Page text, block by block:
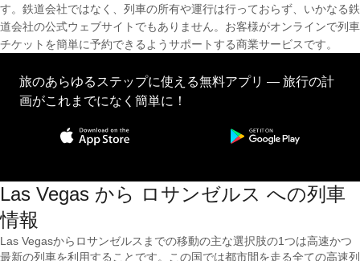
す。鉄道会社ではなく、列車の所有や運行は行っておらず、いかなる鉄
道会社の公式ウェブサイトでもありません。お客様がオンラインで列車
チケットを簡単に予約できるようサポートする商業サービスです。
旅のあらゆるステップに使える無料アプリ — 旅行の計
画がこれまでになく簡単に！
Las Vegas から ロサンゼルス への列車
情報
Las Vegasからロサンゼルスまでの移動の主な選択肢の1つは高速かつ
最新の列車を利用することです。この国では都市間を走る全ての高速列